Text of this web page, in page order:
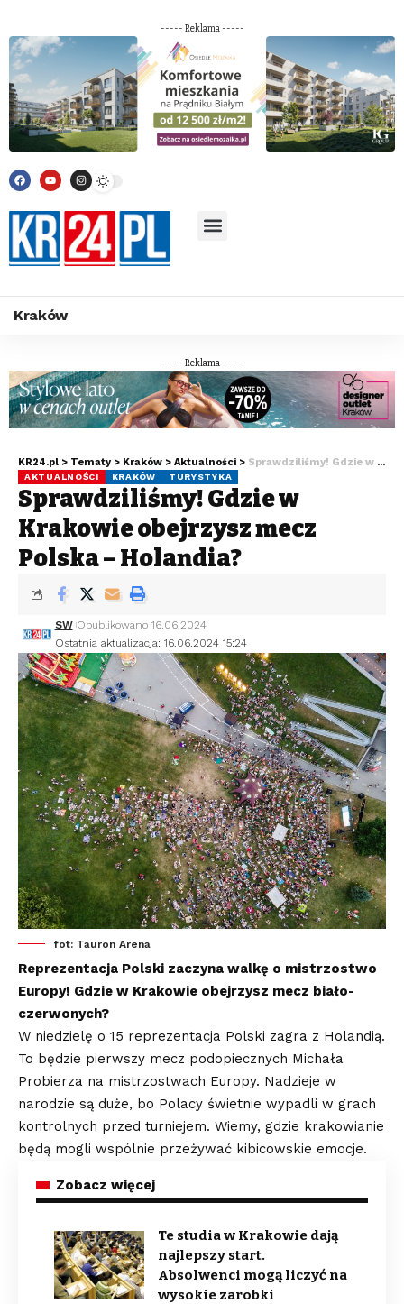
----- Reklama -----
Kraków
----- Reklama -----
KR24.pl > Tematy > Kraków > Aktualności > Sprawdziliśmy! Gdzie w Krakowie obejrzysz mecz Polska – Holandia?
AKTUALNOŚCI KRAKÓW TURYSTYKA
Sprawdziliśmy! Gdzie w
Krakowie obejrzysz mecz
Polska – Holandia?
Ostatnia aktualizacja: 16.06.2024 15:24
SW Opublikowano 16.06.2024
fot: Tauron Arena
Reprezentacja Polski zaczyna walkę o mistrzostwo
Europy! Gdzie w Krakowie obejrzysz mecz biało-
czerwonych?
W niedzielę o 15 reprezentacja Polski zagra z Holandią.
To będzie pierwszy mecz podopiecznych Michała
Probierza na mistrzostwach Europy. Nadzieje w
narodzie są duże, bo Polacy świetnie wypadli w grach
kontrolnych przed turniejem. Wiemy, gdzie krakowianie
będą mogli wspólnie przeżywać kibicowskie emocje.
Zobacz więcej
Te studia w Krakowie dają
najlepszy start.
Absolwenci mogą liczyć na
wysokie zarobki